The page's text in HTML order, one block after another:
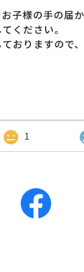
子様の手の届
ください。
おりますので
1